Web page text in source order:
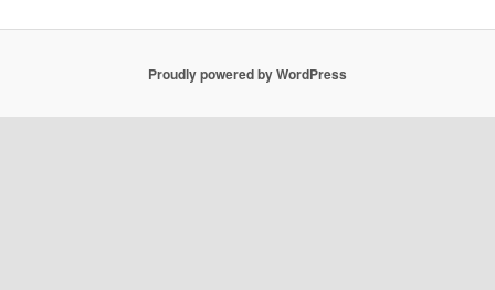
Proudly powered by WordPress